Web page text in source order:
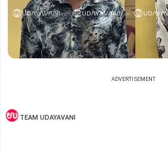
ADVERTISEMENT
TEAM UDAYAVANI